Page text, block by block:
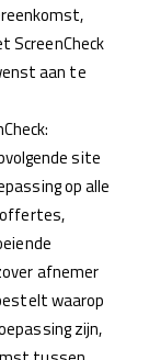
ScreenCheck
aan te
site
op alle
offertes,
afnemer
waarop
zijn,